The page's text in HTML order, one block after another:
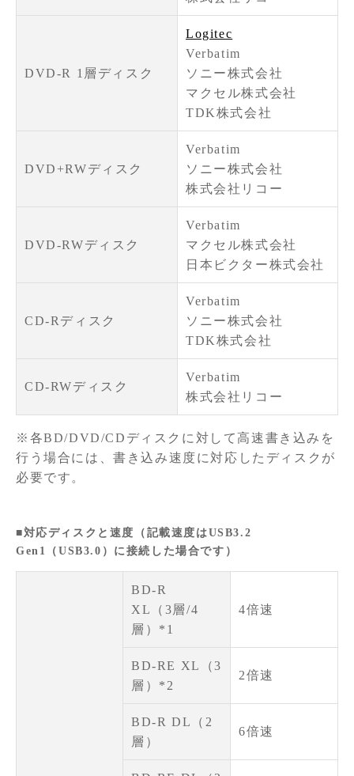
DVD-R 1層ディスク
Logitec
Verbatim
ソニー株式会社
マクセル株式会社
TDK株式会社
DVD+RWディスク
Verbatim
ソニー株式会社
株式会社リコー
DVD-RWディスク
Verbatim
マクセル株式会社
日本ビクター株式会社
CD-Rディスク
Verbatim
ソニー株式会社
TDK株式会社
CD-RWディスク
Verbatim
株式会社リコー
※各BD/DVD/CDディスクに対して高速書き込みを
行う場合には、書き込み速度に対応したディスクが
必要です。
■対応ディスクと速度（記載速度はUSB3.2
Gen1（USB3.0）に接続した場合です）
BD-R
XL（3層/4
層）*1
4倍速
BD-RE XL（3
層）*2
2倍速
BD-R DL（2
層）
6倍速